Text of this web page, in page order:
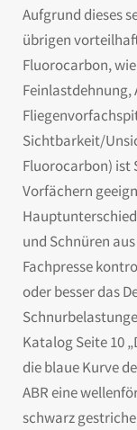
Aufgrund dieses
übrigen
Fluorocarbon,
Sichtbarkeit/
Fluorocarbon) ist
Vorfächern
und Schnüren
Fachpresse
oder besser das
Katalog Seite 10
die blaue Kurve
ABR eine
schwarz